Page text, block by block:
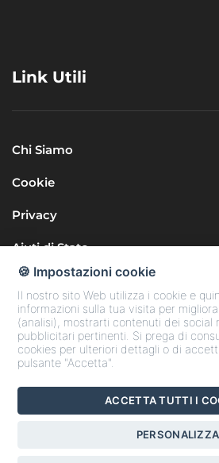
Link Utili
Chi Siamo
Cookie
Privacy
Aiuti di Stato
Copyright © 2025 Confcommercio
🍪 Impostazioni cookie
Il nostro sito Web utilizza i cookie e
informazioni sulla tua visita per
(analisi), mostrarti contenuti dei social
pubblicitari pertinenti. Si prega di
cookies per ulteriori dettagli o di
pulsante "Accetta".
ACCETTA TUTTI I
PERSONALIZZA